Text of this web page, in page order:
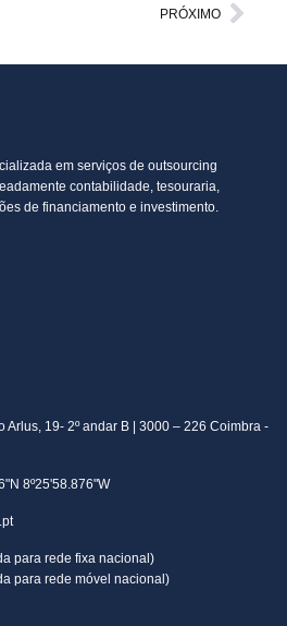
PRÓXIMONext
em serviços de outsourcing
contabilidade, tesouraria,
de financiamento e investimento.
Arlus, 19- 2º andar B | 3000 – 226 Coimbra -
8º25'58.876"W
para rede fixa nacional)
para rede móvel nacional)